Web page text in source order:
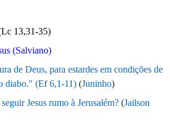
13,31-35)
(Salviano)
de Deus, para estardes em condições de
diabo." (Ef 6,1-11) (Juninho)
Jesus rumo à Jerusalém? (Jailson